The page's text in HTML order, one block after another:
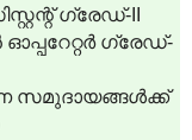
ഗ്രേഡ്-II
ഓപ്പറേറ്റര്‍ ഗ്രേഡ്-
സമുദായങ്ങള്‍ക്ക്